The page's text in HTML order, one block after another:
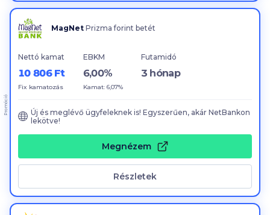
MagNet Prizma forint betét
Nettó kamat
10 806 Ft
Fix kamatozás
EBKM
6,00%
Kamat: 6,07%
Futamidó
3 hónap
Új és meglévő ügyfeleknek is! Egyszerűen, akár NetBankon
lekötve!
Megnézem
Részletek
Promóció